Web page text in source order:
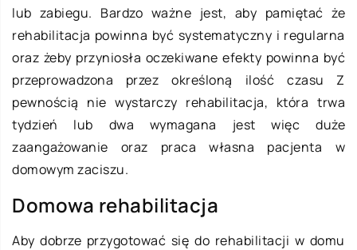
lub zabiegu. Bardzo ważne jest, aby pamiętać że
rehabilitacja powinna być systematyczny i regularna
oraz żeby przyniosła oczekiwane efekty powinna być
przeprowadzona przez określoną ilość czasu Z
pewnością nie wystarczy rehabilitacja, która trwa
tydzień lub dwa wymagana jest więc duże
zaangażowanie oraz praca własna pacjenta w
domowym zaciszu.
Domowa rehabilitacja
Aby dobrze przygotować się do rehabilitacji w domu